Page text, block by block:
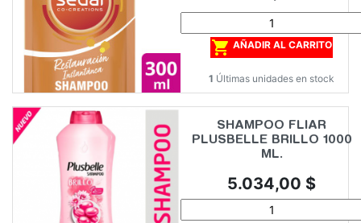
 AÑADIR AL CARRITO
1 Últimas unidades en stock
SHAMPOO FLIAR
PLUSBELLE BRILLO 1000
ML.
Precio
5.034,00 $